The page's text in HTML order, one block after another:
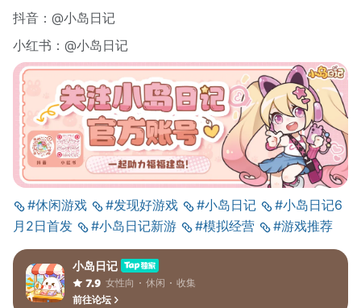
抖音：@小岛日记
小红书：@小岛日记
#休闲游戏 #发现好游戏 #小岛日记
#小岛日记6
月2日首发
#小岛日记新游 #模拟经营 #游戏推荐
小岛日记
7.9 女性向 休闲
收集
前往论坛